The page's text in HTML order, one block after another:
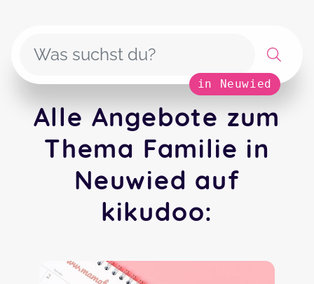
in Neuwied
Alle Angebote zum
Thema Familie in
Neuwied auf
kikudoo: